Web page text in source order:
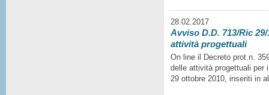
28.02.2017
Avviso D.D. 713/Ric
attività progettuali
On line il Decreto prot.n.
delle attività progettuali per
29 ottobre 2010, inseriti in